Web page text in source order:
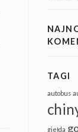
TAGI
autobus
giełda